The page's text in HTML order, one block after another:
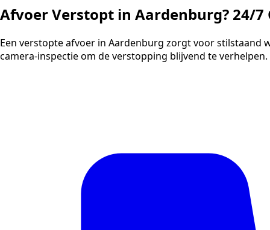
Afvoer Verstopt in Aardenburg? 24/
Een verstopte afvoer in Aardenburg zorgt voor stilstaand
camera-inspectie om de verstopping blijvend te